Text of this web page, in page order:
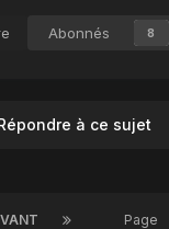
Abonnés 8
à ce sujet
Page